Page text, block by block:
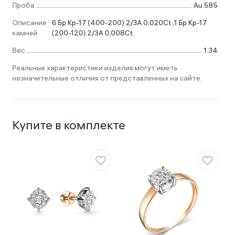
Проба
Au 585
Описание
камней
6 Бр Кр-17 (400-200) 2/3А 0,020Ct ,1 Бр Кр-17
(200-120) 2/3А 0,008Ct
Вес
1.34
Реальные характеристики изделия могут иметь
незначительные отличия от представленных на сайте.
Купите в комплекте